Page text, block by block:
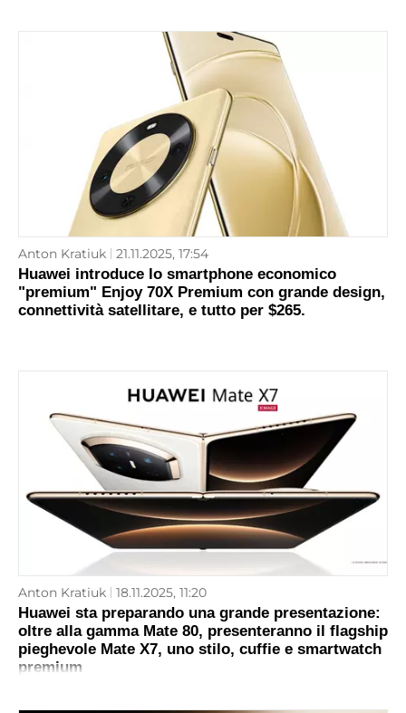
Anton Kratiuk 21.11.2025, 17:54
Huawei introduce lo smartphone economico
"premium" Enjoy 70X Premium con grande design,
connettività satellitare, e tutto per $265.
Anton Kratiuk 18.11.2025, 11:20
Huawei sta preparando una grande presentazione:
oltre alla gamma Mate 80, presenteranno il flagship
pieghevole Mate X7, uno stilo, cuffie e smartwatch
premium